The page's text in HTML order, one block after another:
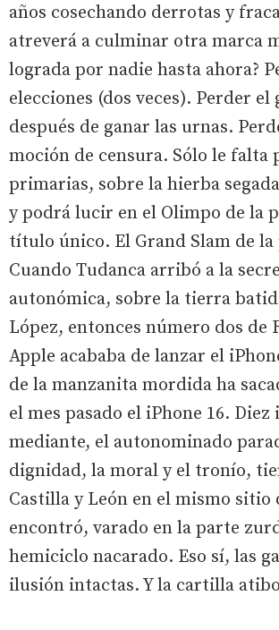
años cosechando derrotas y
atreverá a culminar otra marca
lograda por nadie hasta ahora?
elecciones (dos veces). Perder el
después de ganar las urnas.
moción de censura. Sólo le falta
primarias, sobre la hierba
y podrá lucir en el Olimpo de la
título único. El Grand Slam de
Cuando Tudanca arribó a la
autonómica, sobre la tierra
López, entonces número dos de
Apple acababa de lanzar el
de la manzanita mordida ha
el mes pasado el iPhone 16. Diez
mediante, el autonominado
dignidad, la moral y el tronío,
Castilla y León en el mismo sitio
encontró, varado en la parte
hemiciclo nacarado. Eso sí, las
ilusión intactas. Y la cartilla